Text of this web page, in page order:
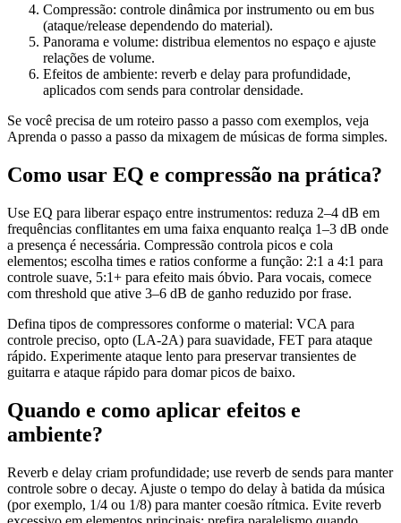
Compressão: controle dinâmica por instrumento ou em bus
(ataque/release dependendo do material).
Panorama e volume: distribua elementos no espaço e ajuste
relações de volume.
Efeitos de ambiente: reverb e delay para profundidade,
aplicados com sends para controlar densidade.
Se você precisa de um roteiro passo a passo com exemplos, veja
Aprenda o passo a passo da mixagem de músicas de forma simples.
Como usar EQ e compressão na prática?
Use EQ para liberar espaço entre instrumentos: reduza 2–4 dB em
frequências conflitantes em uma faixa enquanto realça 1–3 dB onde
a presença é necessária. Compressão controla picos e cola
elementos; escolha times e ratios conforme a função: 2:1 a 4:1 para
controle suave, 5:1+ para efeito mais óbvio. Para vocais, comece
com threshold que ative 3–6 dB de ganho reduzido por frase.
Defina tipos de compressores conforme o material: VCA para
controle preciso, opto (LA-2A) para suavidade, FET para ataque
rápido. Experimente ataque lento para preservar transientes de
guitarra e ataque rápido para domar picos de baixo.
Quando e como aplicar efeitos e
ambiente?
Reverb e delay criam profundidade; use reverb de sends para manter
controle sobre o decay. Ajuste o tempo do delay à batida da música
(por exemplo, 1/4 ou 1/8) para manter coesão rítmica. Evite reverb